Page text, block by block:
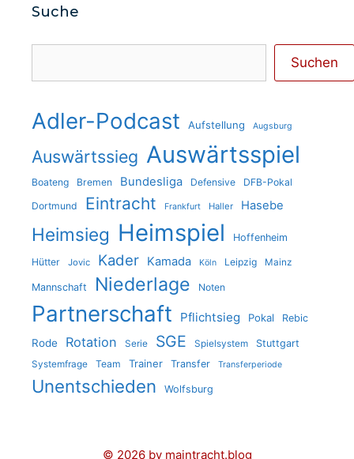
Suche
Suchen
Adler-Podcast Aufstellung Augsburg
Auswärtssieg Auswärtsspiel
Boateng Bremen Bundesliga Defensive
DFB-Pokal
Dortmund
Eintracht Frankfurt Haller Hasebe
Heimsieg Heimspiel Hoffenheim
Hütter Jovic Kader Kamada Köln Leipzig Mainz
Mannschaft Niederlage Noten
Partnerschaft Pflichtsieg Pokal Rebic
Rode Rotation Serie SGE Spielsystem Stuttgart
Systemfrage Team Trainer Transfer Transferperiode
Unentschieden Wolfsburg
© 2026 by maintracht.blog